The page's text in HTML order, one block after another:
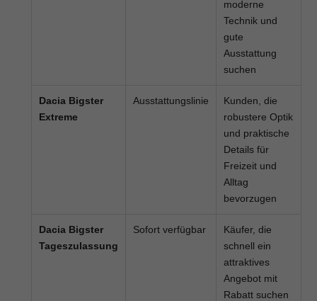
moderne
Technik und
gute
Ausstattung
suchen
Dacia Bigster
Extreme
Ausstattungslinie
Kunden, die
robustere Optik
und praktische
Details für
Freizeit und
Alltag
bevorzugen
Dacia Bigster
Tageszulassung
Sofort verfügbar
Käufer, die
schnell ein
attraktives
Angebot mit
Rabatt suchen